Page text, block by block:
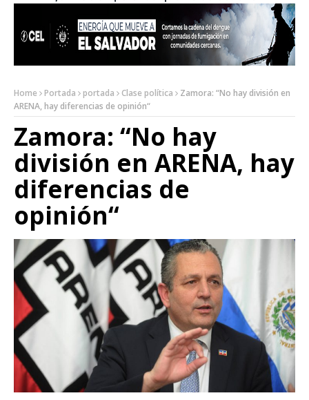
Home Portada portada Clase política
Zamora: “No hay división en
ARENA, hay diferencias de opinión“
Zamora: “No hay
división en ARENA, hay
diferencias de
opinión“